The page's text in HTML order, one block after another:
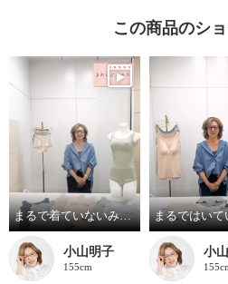
この商品のシ
まるで着ていないみたい！超のびのび吸水速乾 付きカップ付きタンクトップ
小山明子
155cm
小